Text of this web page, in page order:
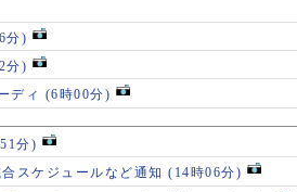
分)
分)
ディ (6時00分)
分)
スケジュールなど通知 (14時06分)